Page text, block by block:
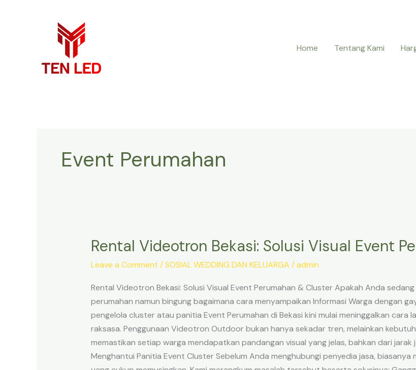
Home
Tentang Kami
Event Perumahan
Rental Videotron Bekasi: Solusi Visual Event
Leave a Comment /SOSIAL WEDDING DAN KELUARGA /admin
Rental Videotron Bekasi: Solusi Visual Event Perumahan & Cluster Apakah Anda
perumahan namun bingung bagaimana cara menyampaikan Informasi Warga dengan
pengelola cluster atau panitia Event Perumahan di Bekasi kini mulai meninggalkan cara
raksasa. Penggunaan Videotron Outdoor bukan hanya sekadar tren, melainkan
memastikan setiap warga mendapatkan pandangan visual yang jelas, bahkan dari jarak
Menghantui Panitia Event Cluster Sebelum Anda menghubungi penyedia jasa,
Rental
Bekasi:
Solusi
Visual
Event
Perumahan
&
Cluster